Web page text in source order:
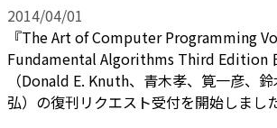
2014/04/01
『The Art of Computer Programming
Fundamental Algorithms Third Edition
（Donald E. Knuth、青木孝、筧一彦、
弘）の復刊リクエスト受付を開始しました